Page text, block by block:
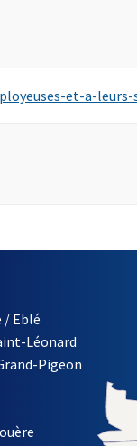
et-a-
/ Eblé
Léonard
Pigeon